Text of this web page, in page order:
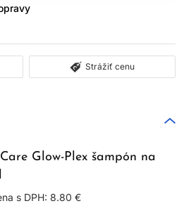
Strážiť cenu
Glow-Plex šampón na
s DPH: 8.80 €